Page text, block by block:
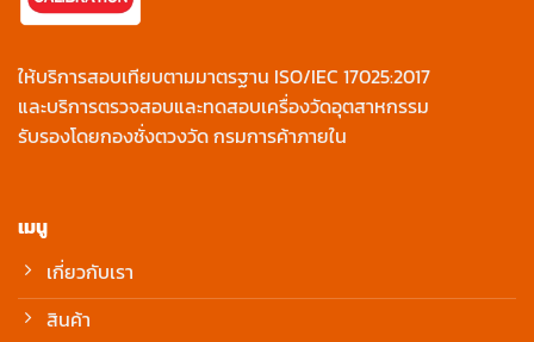
ให้บริการสอบเทียบตามมาตรฐาน ISO/IEC 17025:2017
และบริการตรวจสอบและทดสอบเครื่องวัดอุตสาหกรรม
รับรองโดยกองชั่งตวงวัด กรมการค้าภายใน
เมนู
เกี่ยวกับเรา
สินค้า